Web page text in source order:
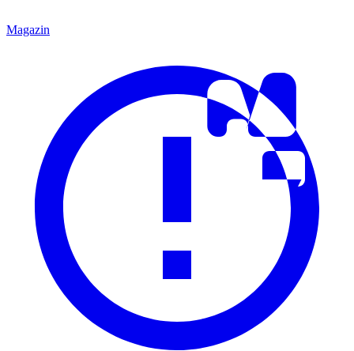
Magazin